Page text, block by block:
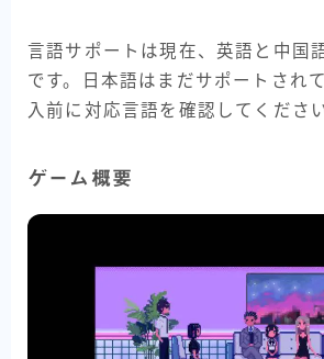
言語サポートは現在、英語と中国
です。日本語はまだサポートされ
入前に対応言語を確認してくださ
ゲーム概要